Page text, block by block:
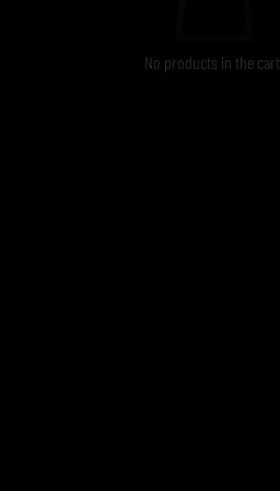
No products in the cart.